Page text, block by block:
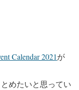
Calendar 2021が
めたいと思ってい